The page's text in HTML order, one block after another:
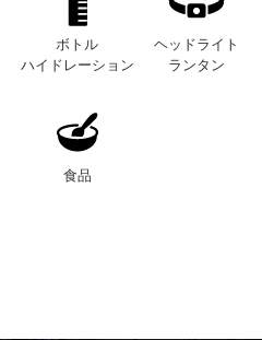
ボトル
ハイドレーション
ヘッドライト
ランタン
食品